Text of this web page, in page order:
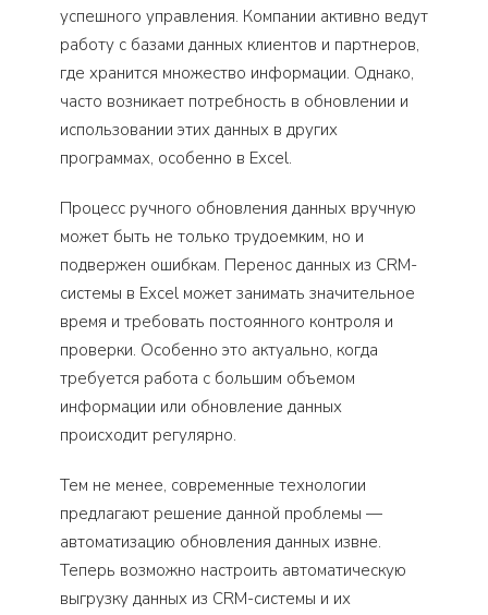
успешного управления. Компании активно ведут
работу с базами данных клиентов и партнеров,
где хранится множество информации. Однако,
часто возникает потребность в обновлении и
использовании этих данных в других
программах, особенно в Excel.
Процесс ручного обновления данных вручную
может быть не только трудоемким, но и
подвержен ошибкам. Перенос данных из CRM-
системы в Excel может занимать значительное
время и требовать постоянного контроля и
проверки. Особенно это актуально, когда
требуется работа с большим объемом
информации или обновление данных
происходит регулярно.
Тем не менее, современные технологии
предлагают решение данной проблемы —
автоматизацию обновления данных извне.
Теперь возможно настроить автоматическую
выгрузку данных из CRM-системы и их